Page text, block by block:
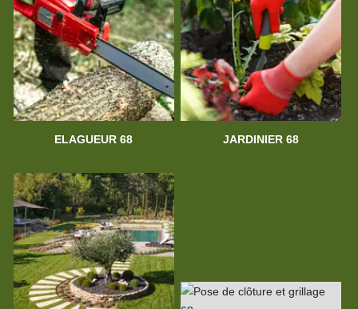
ELAGUEUR 68 JARDINIER 68